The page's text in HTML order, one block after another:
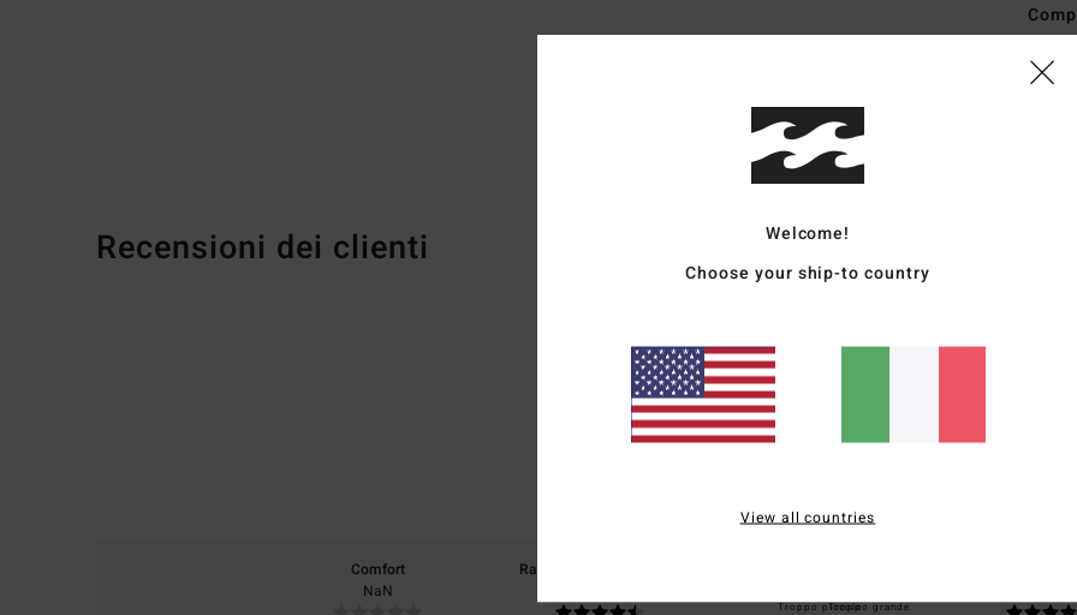
Recensioni dei clienti
Punteggio medio
5.0
Il 100% dei nostri clienti consiglia questo prodotto
Comfort
NaN
Rapporto qualità-prezzo
Troppo piccoloTroppo grande
Welcome!
Choose your ship-to country
View all countries